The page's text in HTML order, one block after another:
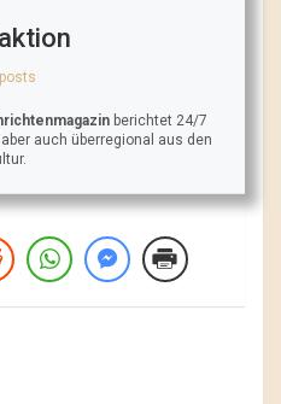
berichtet 24/7
auch überregional aus den